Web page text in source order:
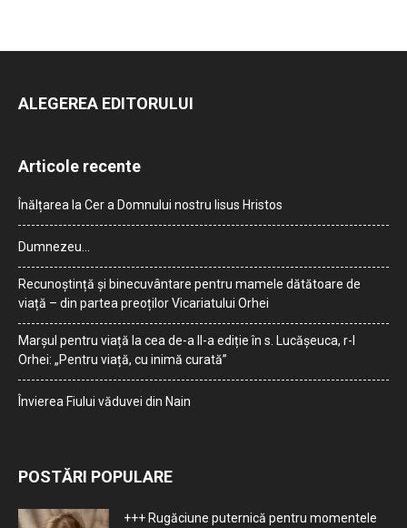
ALEGEREA EDITORULUI
Articole recente
Înălțarea la Cer a Domnului nostru Iisus Hristos
Dumnezeu…
Recunoștință și binecuvântare pentru mamele dătătoare de
viață – din partea preoților Vicariatului Orhei
Marșul pentru viață la cea de-a II-a ediție în s. Lucășeuca, r-l
Orhei: „Pentru viață, cu inimă curată”
Învierea Fiului văduvei din Nain
POSTĂRI POPULARE
+++ Rugăciune puternică pentru momentele